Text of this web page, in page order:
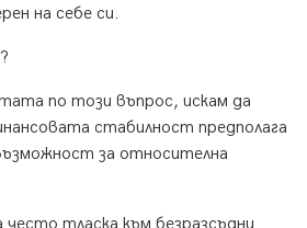
на себе си.
по този въпрос, искам да
стабилност предполага
за относителна